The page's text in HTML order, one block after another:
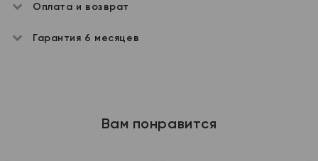
Оплата и возврат
Гарантия 6 месяцев
Вам понравится